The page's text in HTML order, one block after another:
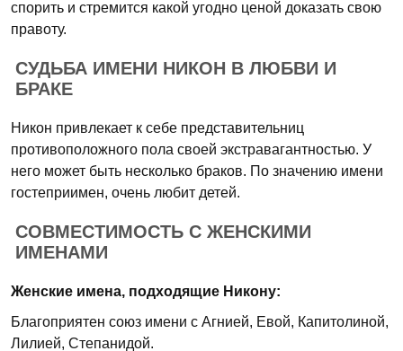
спорить и стремится какой угодно ценой доказать свою
правоту.
СУДЬБА ИМЕНИ НИКОН В ЛЮБВИ И
БРАКЕ
Никон привлекает к себе представительниц
противоположного пола своей экстравагантностью. У
него может быть несколько браков. По значению имени
гостеприимен, очень любит детей.
СОВМЕСТИМОСТЬ С ЖЕНСКИМИ
ИМЕНАМИ
Женские имена, подходящие Никону:
Благоприятен союз имени с Агнией, Евой, Капитолиной,
Лилией, Степанидой.